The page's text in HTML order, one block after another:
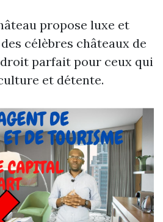
propose luxe et
célèbres châteaux de
parfait pour ceux qui
et détente.